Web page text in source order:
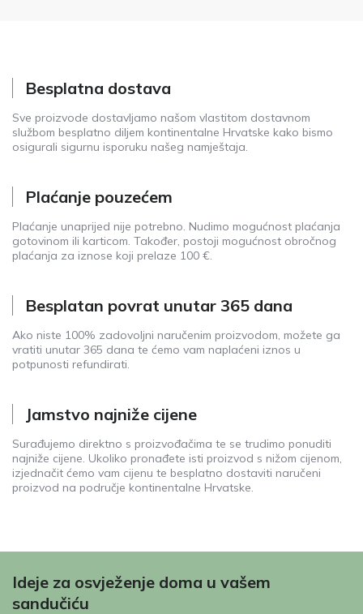
Besplatna dostava
Sve proizvode dostavljamo našom vlastitom dostavnom
službom besplatno diljem kontinentalne Hrvatske kako bismo
osigurali sigurnu isporuku našeg namještaja.
Plaćanje pouzećem
Plaćanje unaprijed nije potrebno. Nudimo mogućnost plaćanja
gotovinom ili karticom. Također, postoji mogućnost obročnog
plaćanja za iznose koji prelaze 100 €.
Besplatan povrat unutar 365 dana
Ako niste 100% zadovoljni naručenim proizvodom, možete ga
vratiti unutar 365 dana te ćemo vam naplaćeni iznos u
potpunosti refundirati.
Jamstvo najniže cijene
Surađujemo direktno s proizvođačima te se trudimo ponuditi
najniže cijene. Ukoliko pronađete isti proizvod s nižom cijenom,
izjednačit ćemo vam cijenu te besplatno dostaviti naručeni
proizvod na područje kontinentalne Hrvatske.
Ideje za osvježenje doma u vašem
sandučiću